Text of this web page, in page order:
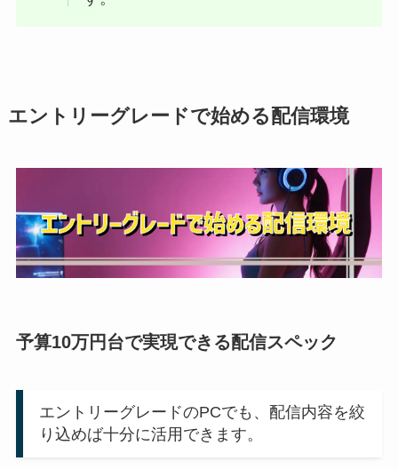
エントリーグレードで始める配信環境
予算10万円台で実現できる配信スペック
エントリーグレードのPCでも、配信内容を絞
り込めば十分に活用できます。